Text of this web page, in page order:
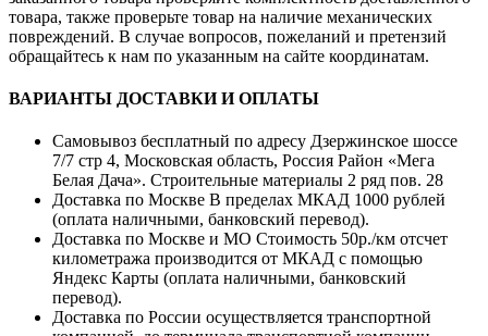
товара, также проверьте товар на наличие механических
повреждений. В случае вопросов, пожеланий и претензий
обращайтесь к нам по указанным на сайте координатам.
ВАРИАНТЫ ДОСТАВКИ И ОПЛАТЫ
Самовывоз бесплатный по адресу Дзержинское шоссе
7/7 стр 4, Московская область, Россия Район «Мега
Белая Дача». Строительные материалы 2 ряд пов. 28
Доставка по Москве В пределах МКАД 1000 рублей
(оплата наличными, банковский перевод).
Доставка по Москве и МО Стоимость 50р./км отсчет
километража производится от МКАД с помощью
Яндекс Карты (оплата наличными, банковский
перевод).
Доставка по России осуществляется транспортной